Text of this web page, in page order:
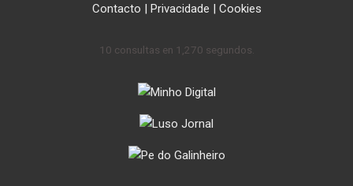
Contacto | Privacidade | Cookies
10 consultas en 1,270 segundos.